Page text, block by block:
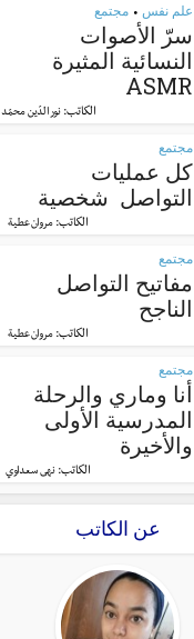
علم نفس • مجتمع
سرّ الأصوات
النسائية المثيرة
ASMR
الكاتب:نور الدّين محمّد
مجتمع
كل عمليات
التواصل شخصية
الكاتب: مروان عطية
مجتمع
مفاتيح التواصل
الناجح
الكاتب: مروان عطية
مجتمع
أنا وماري والرحلة
المدرسية الأولى
والأخيرة
الكاتب: نهى سعداوي
عن الكاتب